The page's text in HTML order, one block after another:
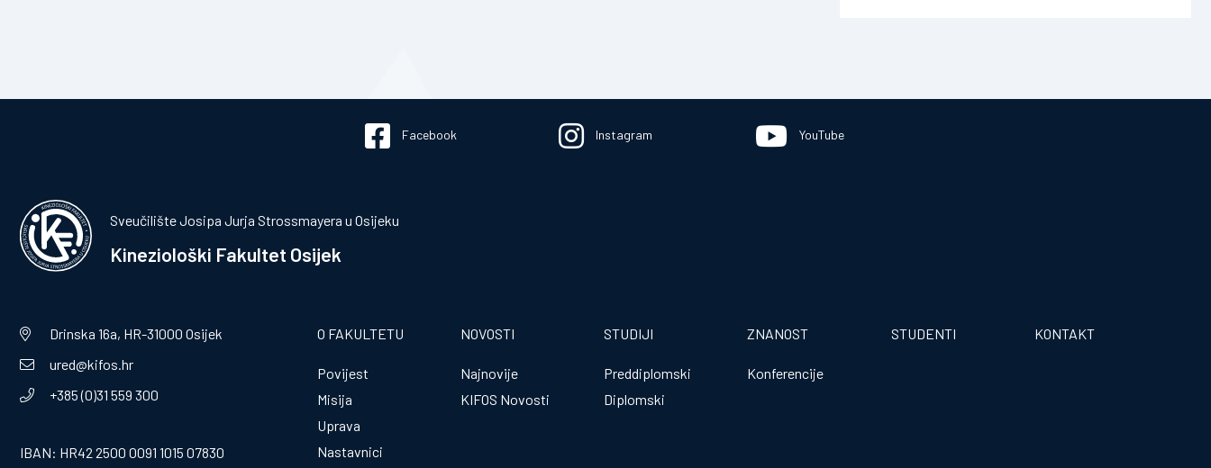
Facebook Instagram YouTube
Sveučilište Josipa Jurja Strossmayera u Osijeku
Kineziološki Fakultet Osijek
Drinska 16a, HR-31000 Osijek
ured@kifos.hr
+385 (0)31 559 300
IBAN: HR42 2500 0091 1015 07830
O FAKULTETU
Povijest
Misija
Uprava
Nastavnici
NOVOSTI
Najnovije
KIFOS Novosti
STUDIJI
Preddiplomski
Diplomski
ZNANOST
Konferencije
STUDENTI KONTAKT